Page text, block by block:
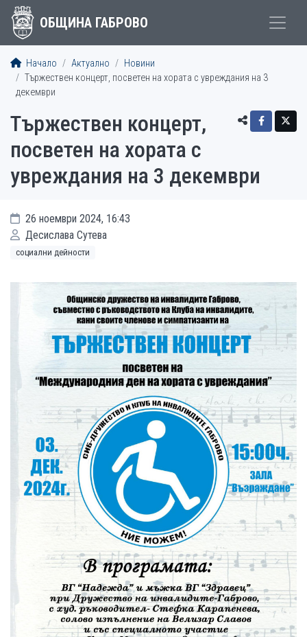
ОБЩИНА ГАБРОВО
Начало Актуално
Новини
Тържествен концерт, посветен на хората с увреждания на 3
декември
Тържествен концерт,
посветен на хората с
увреждания на 3 декември
26 ноември 2024, 16:43
Десислава Сутева
социални дейности